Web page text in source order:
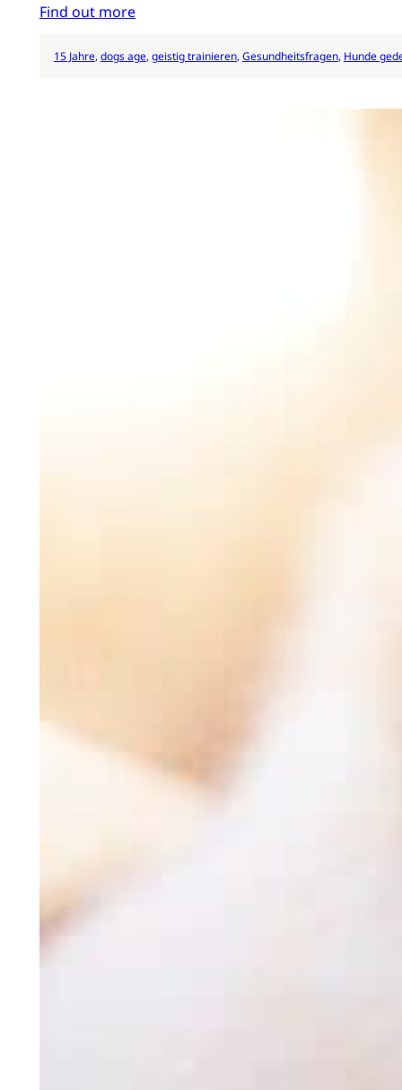
Find out more
15 Jahre, dogs age, geistig trainieren, Gesundheitsfragen, Hunde